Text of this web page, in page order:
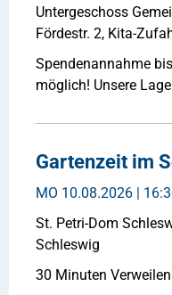
Untergeschoss
Fördestr. 2, Kita-
Spendenannahme
möglich! Unsere
Gartenzeit im
MO 10.08.2026 |
St. Petri-Dom
Schleswig
30 Minuten